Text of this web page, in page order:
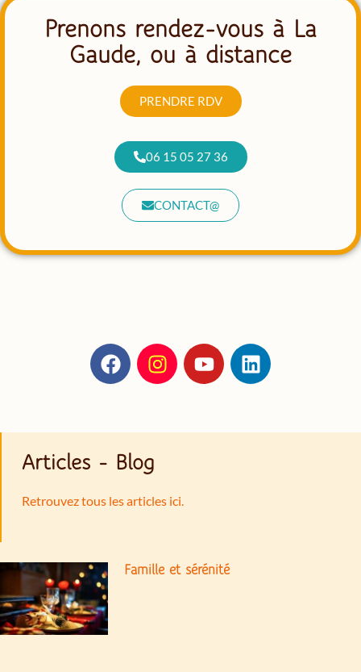
Prenons rendez-vous à La
Gaude, ou à distance
PRENDRE RDV
06 15 05 27 36
CONTACT@
Articles - Blog
Retrouvez tous les articles ici.
Famille et sérénité